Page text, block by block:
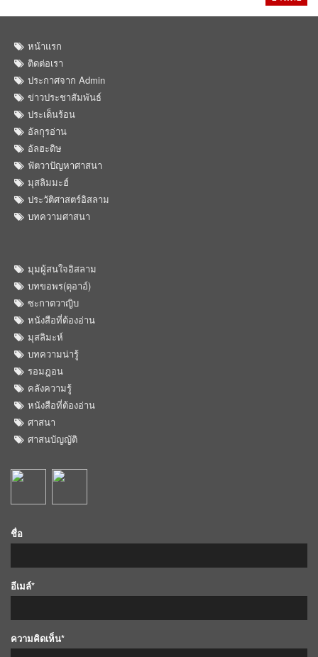
หน้าแรก
ติดต่อเรา
ประกาศจาก Admin
ข่าวประชาสัมพันธ์
ประเด็นร้อน
อัลกุรอ่าน
อัลฮะดิษ
ฟัตวาปัญหาศาสนา
มุสลิมมะฮ์
ประวัติศาสตร์อิสลาม
บทความศาสนา
มุมผู้สนใจอิสลาม
บทขอพร(ดุอาอ์)
ซะกาตวาญิบ
หนังสือที่ต้องอ่าน
มุสลิมะห์
บทความน่ารู้
รอมฎอน
คลังความรู้
หนังสือที่ต้องอ่าน
ศาสนา
ศาสนบัญญัติ
ชื่อ
อีเมล์*
ความคิดเห็น*